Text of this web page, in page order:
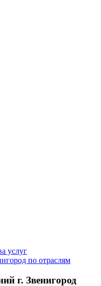
услуг
по отраслям
г. Звенигород